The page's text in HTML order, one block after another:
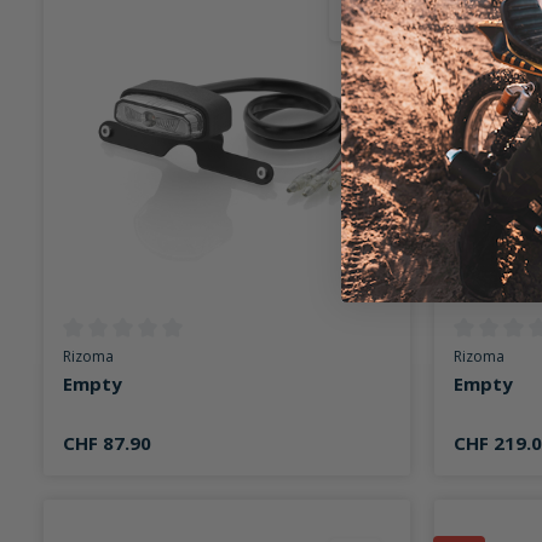
Durchschnittliche Bewertung von 0 von 5 Sternen
Rizoma
Empty
CHF 87.90
Rizoma
Empty
CHF